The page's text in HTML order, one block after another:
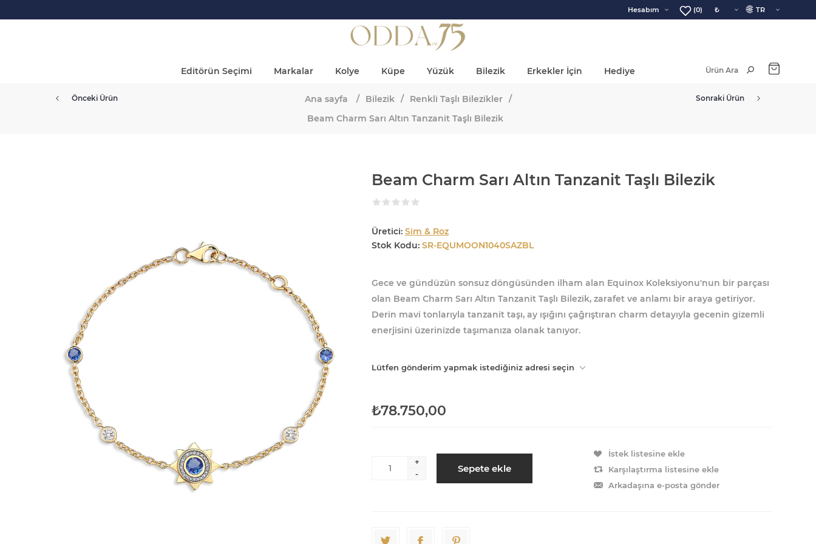
Hesabım (0) 🌐
Editörün Seçimi Markalar Kolye Küpe Yüzük Bilezik Erkekler İçin Hediye
Ana sayfa / Bilezik / Renkli Taşlı Bilezikler /
Beam Charm Sarı Altın Tanzanit Taşlı Bilezik
Önceki Ürün Sonraki Ürün
Beam Charm Sarı Altın Tanzanit Taşlı Bilezik
Üretici: Sim & Roz
Stok Kodu: SR-EQUMOON1040SAZBL
Gece ve gündüzün sonsuz döngüsünden ilham alan Equinox Koleksiyonu'nun bir parçası
olan Beam Charm Sarı Altın Tanzanit Taşlı Bilezik, zarafet ve anlamı bir araya getiriyor.
Derin mavi tonlarıyla tanzanit taşı, ay ışığını çağrıştıran charm detayıyla gecenin gizemli
enerjisini üzerinizde taşımanıza olanak tanıyor.
Lütfen gönderim yapmak istediğiniz adresi seçin
₺78.750,00
+
-
Sepete ekle
İstek listesine ekle
Karşılaştırma listesine ekle
Arkadaşına e-posta gönder